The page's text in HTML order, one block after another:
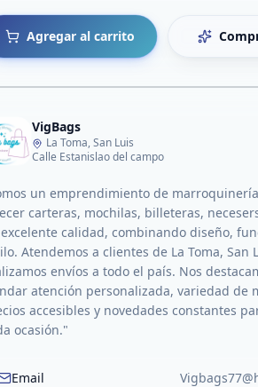
Agregar al carrito
VigBags
La Toma, San Luis
Calle Estanislao del campo
un emprendimiento de
carteras, mochilas, billeteras,
calidad, combinando diseño,
Atendemos a clientes de La Toma, San
envíos a todo el país. Nos
atención personalizada, variedad de
accesibles y novedades constantes
ocasión."
Email